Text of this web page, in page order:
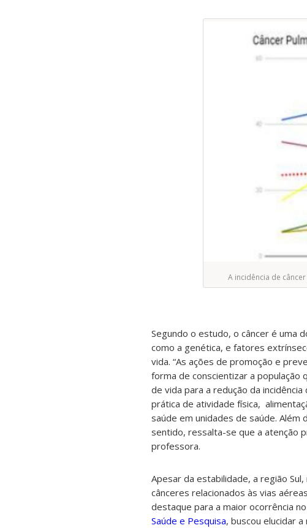
A incidência de
Segundo o estudo, o câncer é uma
como a genética, e fatores
vida. “As ações de promoção e
forma de conscientizar a população
de vida para a redução da
prática de atividade física,
saúde em unidades de saúde. Além
sentido, ressalta-se que a atenção
professora.
Apesar da estabilidade, a região
cânceres relacionados às vias
destaque para a maior ocorrência
Saúde e Pesquisa, buscou elucidar